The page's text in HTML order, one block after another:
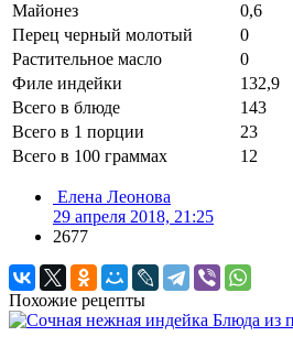
Майонез
0,6
Перец черный молотый
0
Растительное масло
0
Филе индейки
132,9
Всего в блюде
143
Всего в 1 порции
23
Всего в 100 граммах
12
Елена Леонова
29 апреля 2018, 21:25
2677
Похожие рецепты
Блюда из